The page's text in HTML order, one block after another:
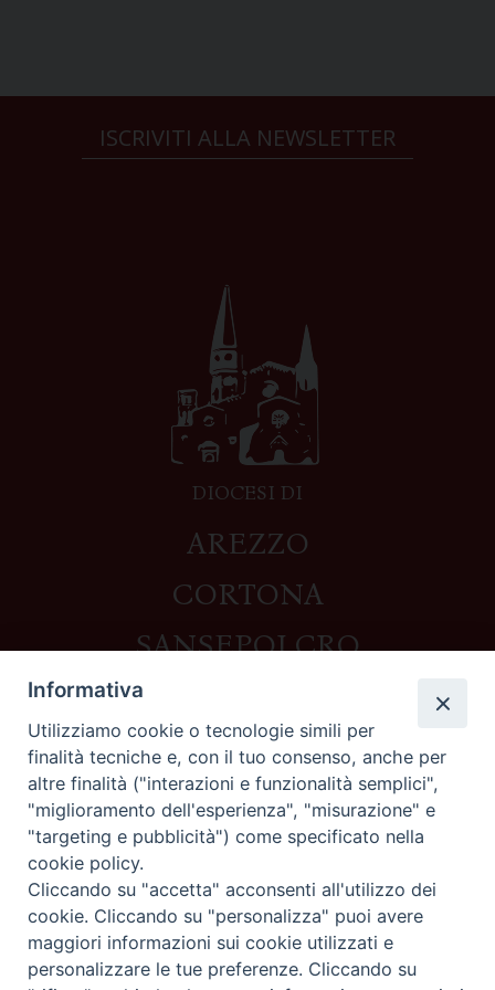
ISCRIVITI ALLA NEWSLETTER
DIOCESI DI
AREZZO
CORTONA
SANSEPOLCRO
Contatti
Piazza del Duomo,1 - 52100 Arezzo
segreteria@diocesi.arezzo.it
Informativa privacy
Seguici su
Informativa
Utilizziamo cookie o tecnologie simili per
finalità tecniche e, con il tuo consenso, anche per
altre finalità ("interazioni e funzionalità semplici",
"miglioramento dell'esperienza", "misurazione" e
"targeting e pubblicità") come specificato nella
cookie policy.
Cliccando su "accetta" acconsenti all'utilizzo dei
cookie. Cliccando su "personalizza" puoi avere
maggiori informazioni sui cookie utilizzati e
personalizzare le tue preferenze. Cliccando su